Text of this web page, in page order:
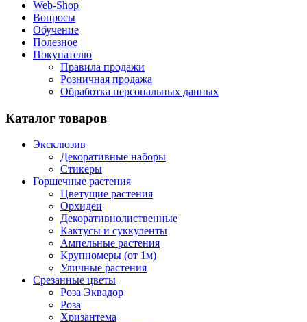
Web-Shop
Вопросы
Обучение
Полезное
Покупателю
Правила продажи
Розничная продажа
Обработка персональных данных
Каталог товаров
Эксклюзив
Декоративные наборы
Стикеры
Горшечные растения
Цветущие растения
Орхидеи
Декоративнолиственные
Кактусы и суккуленты
Ампельные растения
Крупномеры (от 1м)
Уличные растения
Срезанные цветы
Роза Эквадор
Роза
Хризантема